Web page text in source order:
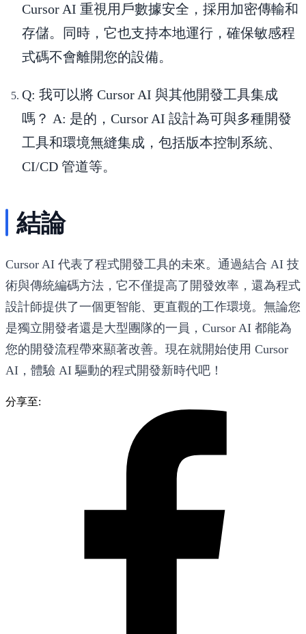
Cursor AI 重視用戶數據安全，採用加密傳輸和
存儲。同時，它也支持本地運行，確保敏感程
式碼不會離開您的設備。
Q: 我可以將 Cursor AI 與其他開發工具集成
嗎？ A: 是的，Cursor AI 設計為可與多種開發
工具和環境無縫集成，包括版本控制系統、
CI/CD 管道等。
結論
Cursor AI 代表了程式開發工具的未來。通過結合 AI 技
術與傳統編碼方法，它不僅提高了開發效率，還為程式
設計師提供了一個更智能、更直觀的工作環境。無論您
是獨立開發者還是大型團隊的一員，Cursor AI 都能為
您的開發流程帶來顯著改善。現在就開始使用 Cursor
AI，體驗 AI 驅動的程式開發新時代吧！
分享至: